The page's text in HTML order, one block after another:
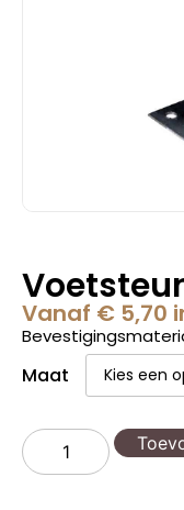
Vanaf € 5,70
Maat